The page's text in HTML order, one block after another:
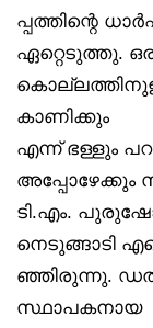
പ്പത്തിന്റെ
ഏറ്റെടുത്തു.
കാണിക്കും
എന്ന് ഭള്ളും
അപ്പോഴേക്കും
ടി.എം.
നെടുങ്ങാടി
ഞ്ഞിരുന്നു.
സ്ഥാപകനായ